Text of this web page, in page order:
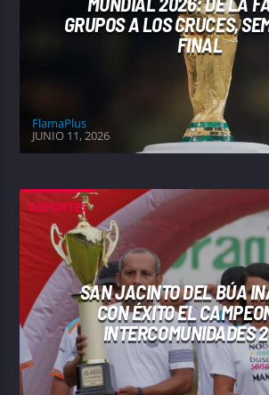
GRUPOS A LOS CRUCES,
FINAL
FlamaPlus
JUNIO 11, 2026
DEPORTES
SAN JACINTO DEL BÚA
CON ÉXITO EL
INTERCOMUNIDADES